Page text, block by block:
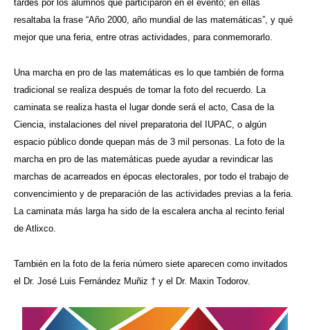
tardes por los alumnos que participaron en el evento; en ellas
resaltaba la frase “Año 2000, año mundial de las matemáticas”, y qué
mejor que una feria, entre otras actividades, para conmemorarlo.
Una marcha en pro de las matemáticas es lo que también de forma
tradicional se realiza después de tomar la foto del recuerdo. La
caminata se realiza hasta el lugar donde será el acto, Casa de la
Ciencia, instalaciones del nivel preparatoria del IUPAC, o algún
espacio público donde quepan más de 3 mil personas. La foto de la
marcha en pro de las matemáticas puede ayudar a revindicar las
marchas de acarreados en épocas electorales, por todo el trabajo de
convencimiento y de preparación de las actividades previas a la feria.
La caminata más larga ha sido de la escalera ancha al recinto ferial
de Atlixco.
También en la foto de la feria número siete aparecen como invitados
el Dr. José Luis Fernández Muñiz † y el Dr. Maxin Todorov.